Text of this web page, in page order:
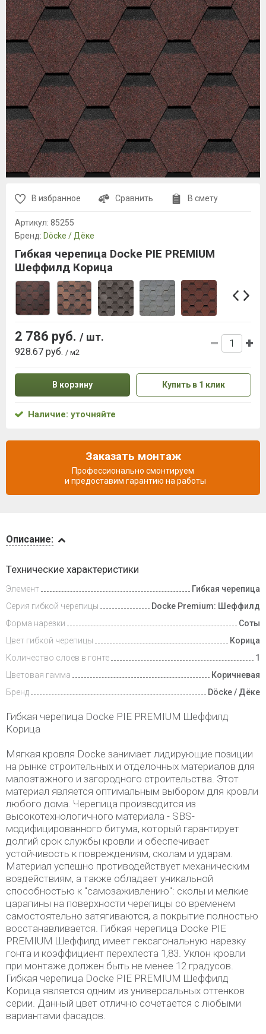
и оплата
Описание:
Технические характеристики
Элемент
Гибкая черепица
Серия гибкой черепицы
Docke Premium: Шеффилд
Форма нарезки
Соты
Цвет гибкой черепицы
Корица
Количество слоев в гонте
1
Цветовая гамма
Коричневая
Бренд
Döcke / Дёке
Гибкая черепица Dоcke PIE PREMIUM Шеффилд
Корица
Мягкая кровля Docke занимает лидирующие позиции
на рынке строительных и отделочных материалов для
малоэтажного и загородного строительства. Этот
материал является оптимальным выбором для кровли
любого дома. Черепица производится из
высокотехнологичного материала - SBS-
модифицированного битума, который гарантирует
долгий срок службы кровли и обеспечивает
устойчивость к повреждениям, сколам и ударам.
Материал успешно противодействует механическим
воздействиям, а также обладает уникальной
способностью к "самозаживлению": сколы и мелкие
царапины на поверхности черепицы со временем
самостоятельно затягиваются, а покрытие полностью
восстанавливается. Гибкая черепица Dоcke PIE
PREMIUM Шеффилд имеет гексагональную нарезку
гонта и коэффициент перехлеста 1,83. Уклон кровли
при монтаже должен быть не менее 12 градусов.
Гибкая черепица Dоcke PIE PREMIUM Шеффилд
Корица является одним из универсальных оттенков
серии. Данный цвет отлично сочетается с любыми
вариантами фасадов.
В избранное Сравнить В смету
Артикул: 85255
Бренд: Döcke / Дёке
Гибкая черепица Dоcke PIE PREMIUM
Шеффилд Корица
2 786 руб. / шт.
928.67 руб. / м2
В корзину Купить в 1 клик
Наличие: уточняйте
Заказать монтаж
Профессионально смонтируем
и предоставим гарантию на работы